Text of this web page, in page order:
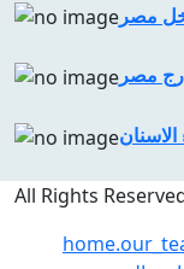
مصر
مصر
All Rights